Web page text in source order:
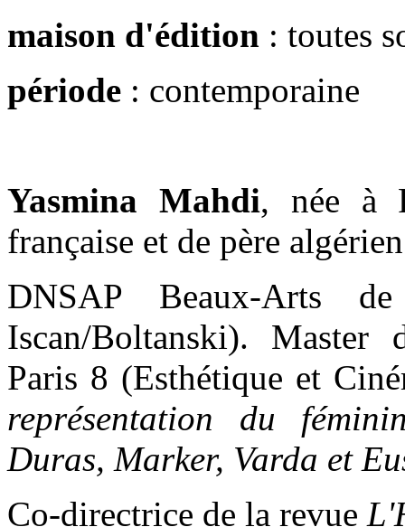
maison d'édition : toutes
période : contemporaine
Yasmina Mahdi, née à
française et de père
DNSAP Beaux-Arts
Iscan/Boltanski). Master
Paris 8 (Esthétique et
représentation du
Duras, Marker, Varda et
Co-directrice de la revue